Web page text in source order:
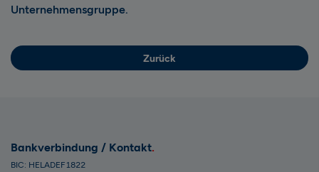
Unternehmensgruppe.
Zurück
Bankverbindung / Kontakt
BIC: HELADEF1822